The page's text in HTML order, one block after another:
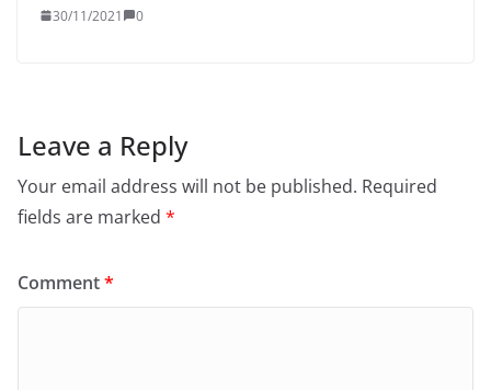
30/11/2021 0
Leave a Reply
Your email address will not be published. Required
fields are marked *
Comment*